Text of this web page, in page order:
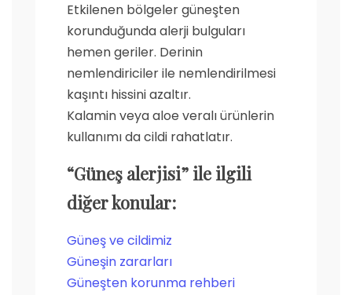
Etkilenen bölgeler güneşten
korunduğunda alerji bulguları
hemen geriler. Derinin
nemlendiriciler ile nemlendirilmesi
kaşıntı hissini azaltır.
Kalamin veya aloe veralı ürünlerin
kullanımı da cildi rahatlatır.
“Güneş alerjisi” ile ilgili
diğer konular:
Güneş ve cildimiz
Güneşin zararları
Güneşten korunma rehberi